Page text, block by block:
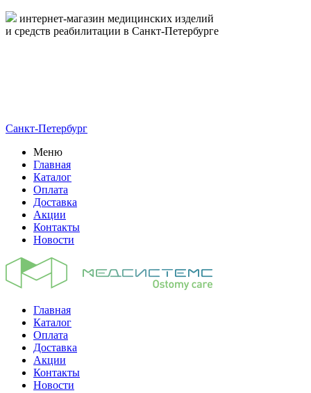
интернет-магазин медицинских изделий
и средств реабилитации в Санкт-Петербурге
Санкт-Петербург
Меню
Главная
Каталог
Оплата
Доставка
Акции
Контакты
Новости
Главная
Каталог
Оплата
Доставка
Акции
Контакты
Новости